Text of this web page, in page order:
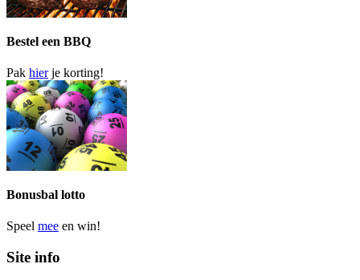
Bestel een BBQ
Pak hierje korting!
Bonusbal lotto
Speel mee en win!
Site info